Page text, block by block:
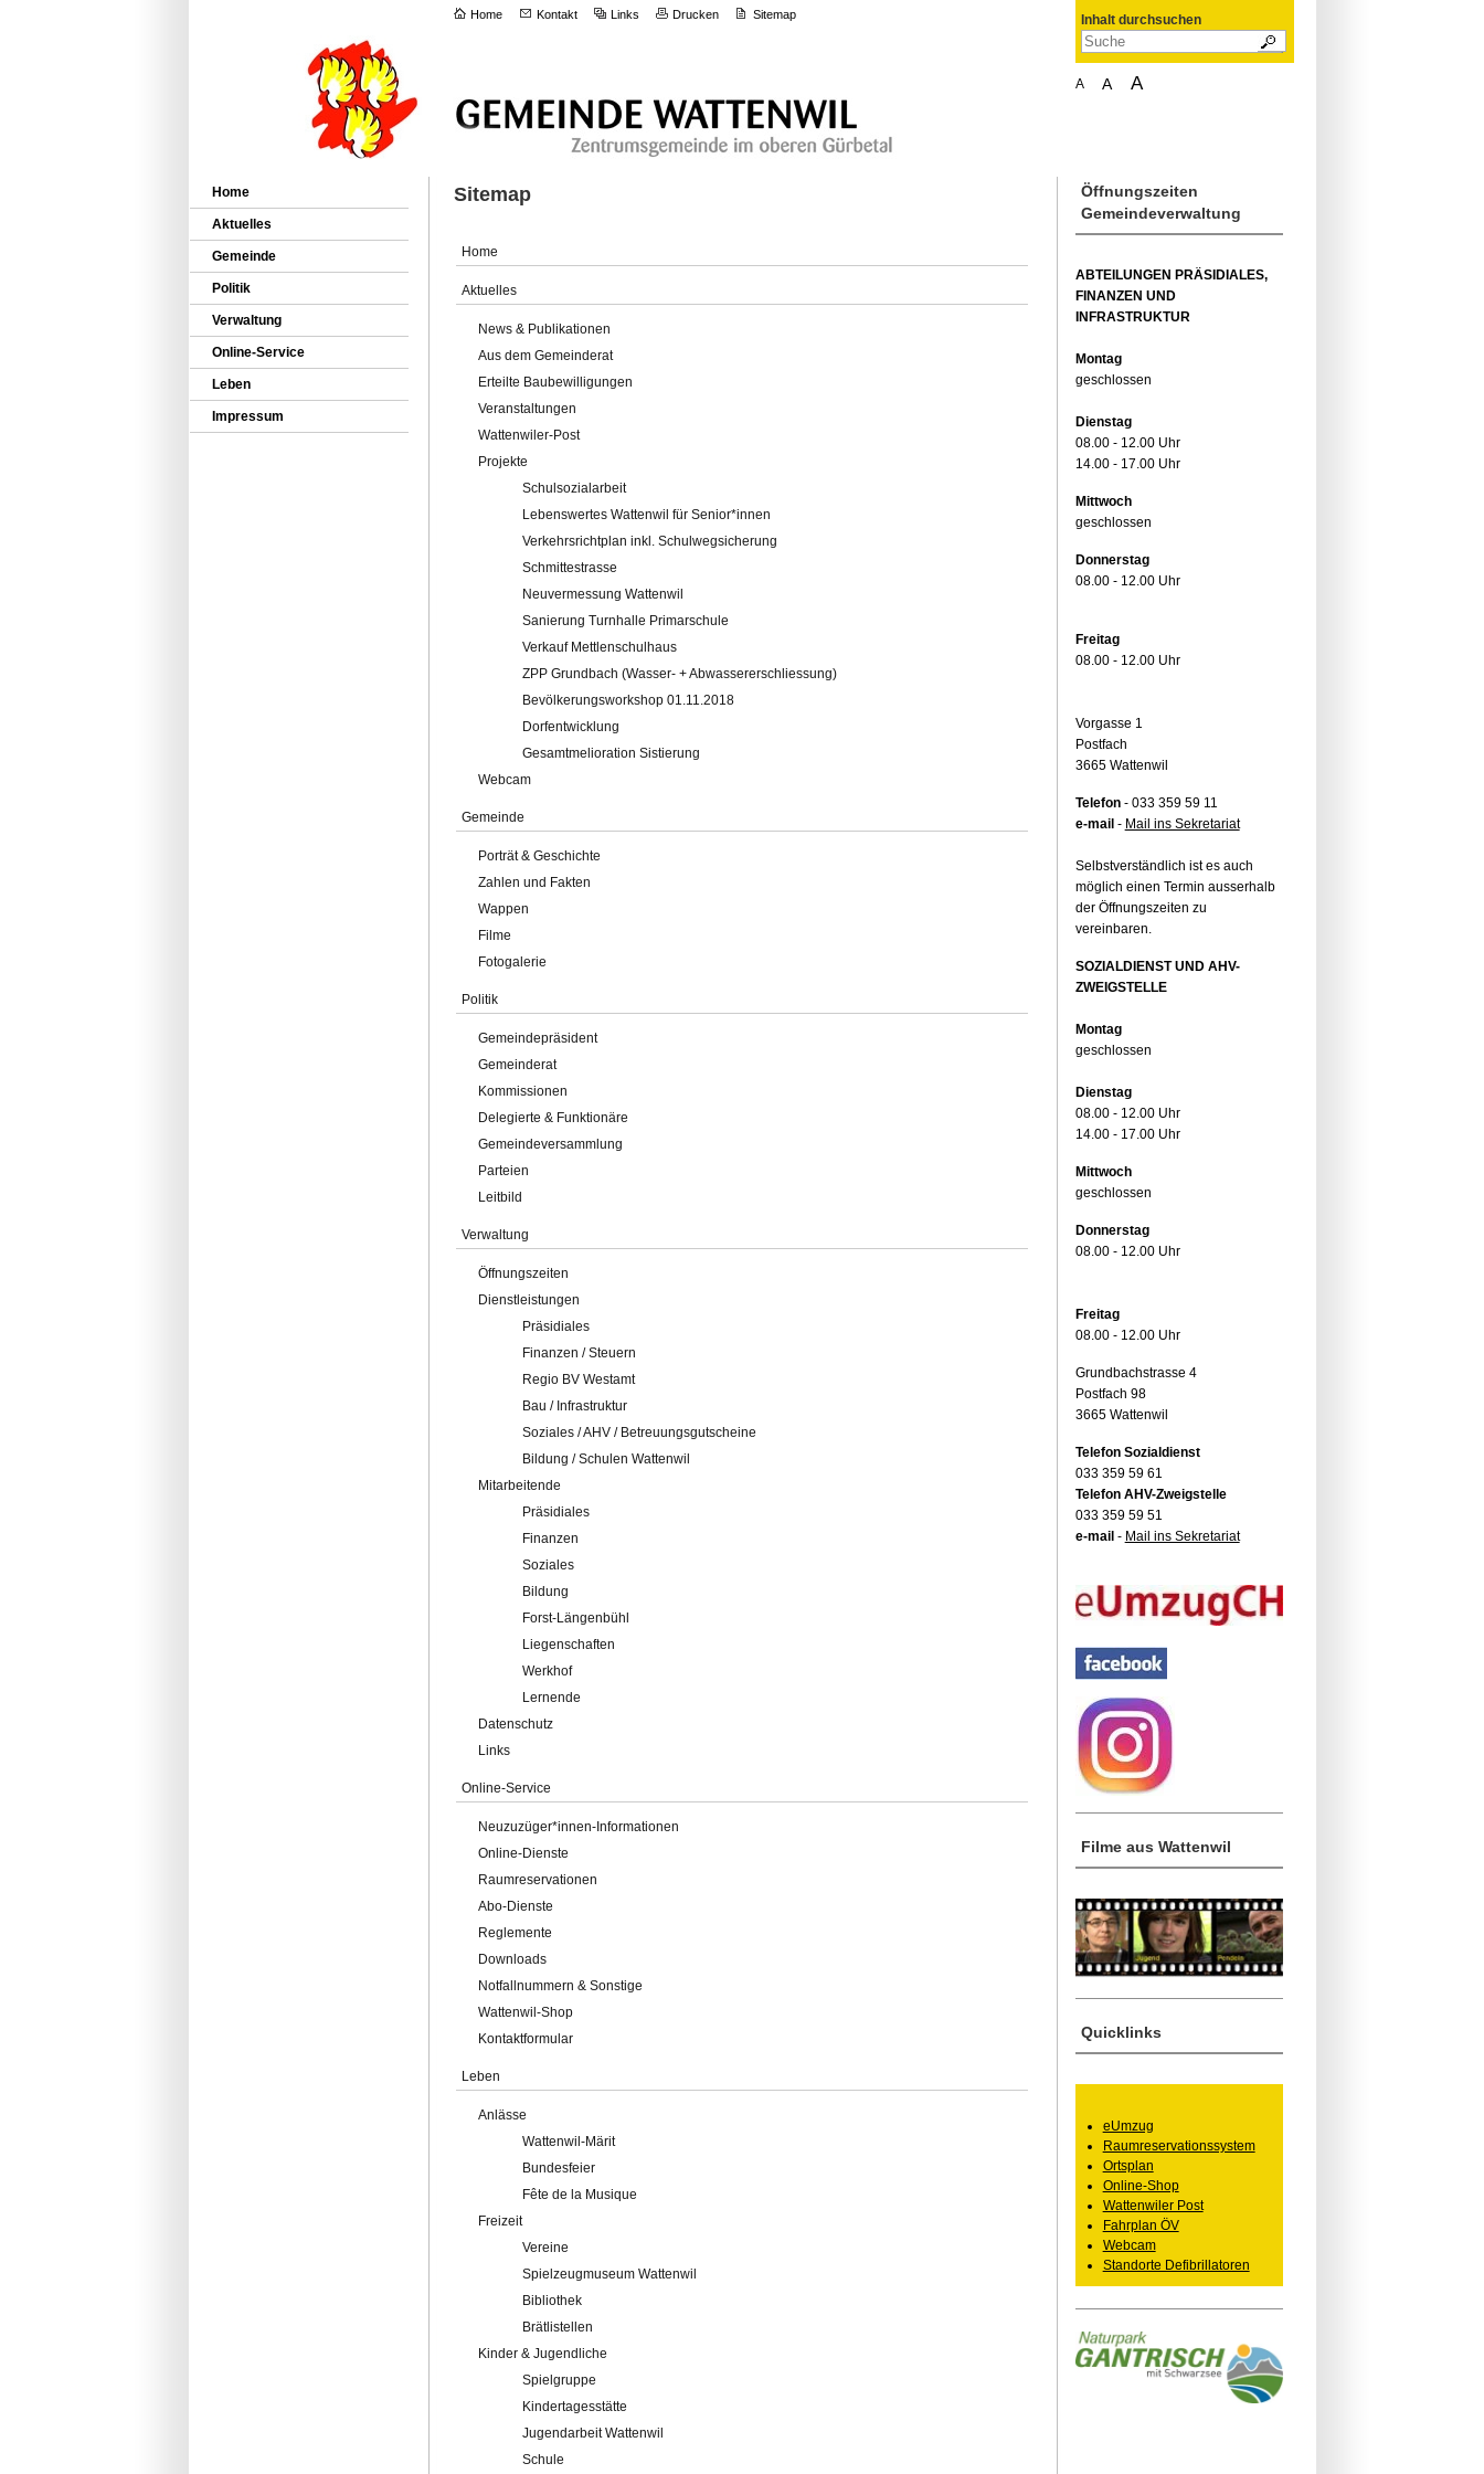
Home Kontakt Links Drucken Sitemap Inhalt durchsuchen
A A A
Home
Aktuelles
Gemeinde
Politik
Verwaltung
Online-Service
Leben
Impressum
Sitemap
Home
Aktuelles
News & Publikationen
Aus dem Gemeinderat
Erteilte Baubewilligungen
Veranstaltungen
Wattenwiler-Post
Projekte
Schulsozialarbeit
Lebenswertes Wattenwil für Senior*innen
Verkehrsrichtplan inkl. Schulwegsicherung
Schmittestrasse
Neuvermessung Wattenwil
Sanierung Turnhalle Primarschule
Verkauf Mettlenschulhaus
ZPP Grundbach (Wasser- + Abwassererschliessung)
Bevölkerungsworkshop 01.11.2018
Dorfentwicklung
Gesamtmelioration Sistierung
Webcam
Gemeinde
Porträt & Geschichte
Zahlen und Fakten
Wappen
Filme
Fotogalerie
Politik
Gemeindepräsident
Gemeinderat
Kommissionen
Delegierte & Funktionäre
Gemeindeversammlung
Parteien
Leitbild
Verwaltung
Öffnungszeiten
Dienstleistungen
Präsidiales
Finanzen / Steuern
Regio BV Westamt
Bau / Infrastruktur
Soziales / AHV / Betreuungsgutscheine
Bildung / Schulen Wattenwil
Mitarbeitende
Präsidiales
Finanzen
Soziales
Bildung
Forst-Längenbühl
Liegenschaften
Werkhof
Lernende
Datenschutz
Links
Online-Service
Neuzuzüger*innen-Informationen
Online-Dienste
Raumreservationen
Abo-Dienste
Reglemente
Downloads
Notfallnummern & Sonstige
Wattenwil-Shop
Kontaktformular
Leben
Anlässe
Wattenwil-Märit
Bundesfeier
Fête de la Musique
Freizeit
Vereine
Spielzeugmuseum Wattenwil
Bibliothek
Brätlistellen
Kinder & Jugendliche
Spielgruppe
Kindertagesstätte
Jugendarbeit Wattenwil
Schule
Öffnungszeiten
Gemeindeverwaltung
ABTEILUNGEN PRÄSIDIALES,
FINANZEN UND
INFRASTRUKTUR
Montag
geschlossen
Dienstag
08.00 - 12.00 Uhr
14.00 - 17.00 Uhr
Mittwoch
geschlossen
Donnerstag
08.00 - 12.00 Uhr
Freitag
08.00 - 12.00 Uhr
Vorgasse 1
Postfach
3665 Wattenwil
Telefon- 033 359 59 11
e-mail - Mail ins Sekretariat
Selbstverständlich ist es auch
möglich einen Termin ausserhalb
der Öffnungszeiten zu
vereinbaren.
SOZIALDIENST UND AHV-
ZWEIGSTELLE
Montag
geschlossen
Dienstag
08.00 - 12.00 Uhr
14.00 - 17.00 Uhr
Mittwoch
geschlossen
Donnerstag
08.00 - 12.00 Uhr
Freitag
08.00 - 12.00 Uhr
Grundbachstrasse 4
Postfach 98
3665 Wattenwil
Telefon Sozialdienst
033 359 59 61
Telefon AHV-Zweigstelle
033 359 59 51
e-mail - Mail ins Sekretariat
Filme aus Wattenwil
Quicklinks
eUmzug
Raumreservationssystem
Ortsplan
Online-Shop
Wattenwiler Post
Fahrplan ÖV
Webcam
Standorte Defibrillatoren